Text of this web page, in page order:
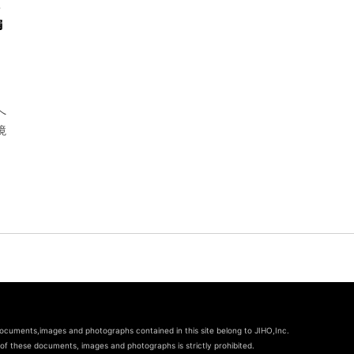
and photographs contained in this site belong to JIHO,Inc.
these documents, images and photographs is strictly prohibited.